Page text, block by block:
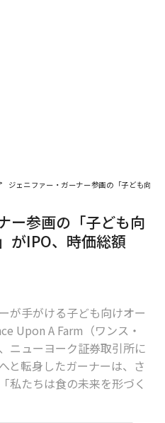
9月号発売中
最新号の購入はこちらから
向け有機食品ブランド」がIPO、時
ジェニファー・ガーナー参画の「子ども向
ー参画の「子ども向
がIPO、時価総額
が手がける子ども向けオー
Upon A Farm（ワンス・
ニューヨーク証券取引所に
と転身したガーナーは、さ
私たちは食の未来を形づく